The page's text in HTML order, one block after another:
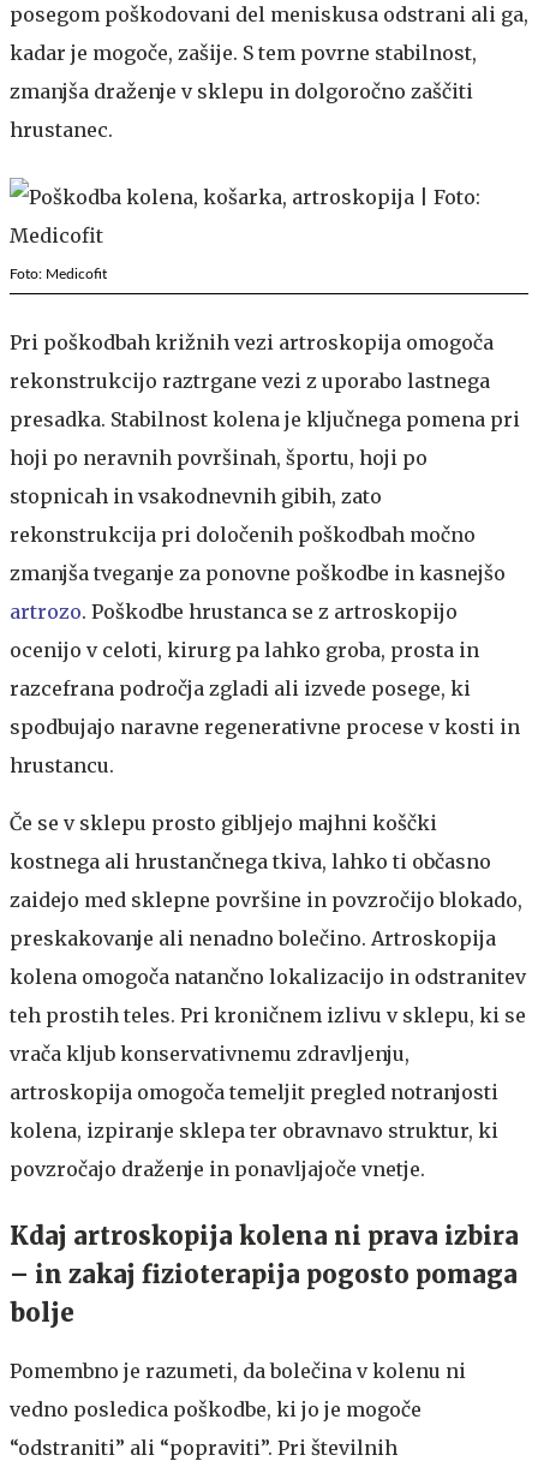
posegom poškodovani del meniskusa odstrani ali ga,
kadar je mogoče, zašije. S tem povrne stabilnost,
zmanjša draženje v sklepu in dolgoročno zaščiti
hrustanec.
Foto: Medicofit
Pri poškodbah križnih vezi artroskopija omogoča
rekonstrukcijo raztrgane vezi z uporabo lastnega
presadka. Stabilnost kolena je ključnega pomena pri
hoji po neravnih površinah, športu, hoji po
stopnicah in vsakodnevnih gibih, zato
rekonstrukcija pri določenih poškodbah močno
zmanjša tveganje za ponovne poškodbe in kasnejšo
artrozo. Poškodbe hrustanca se z artroskopijo
ocenijo v celoti, kirurg pa lahko groba, prosta in
razcefrana področja zgladi ali izvede posege, ki
spodbujajo naravne regenerativne procese v kosti in
hrustancu.
Če se v sklepu prosto gibljejo majhni koščki
kostnega ali hrustančnega tkiva, lahko ti občasno
zaidejo med sklepne površine in povzročijo blokado,
preskakovanje ali nenadno bolečino. Artroskopija
kolena omogoča natančno lokalizacijo in odstranitev
teh prostih teles. Pri kroničnem izlivu v sklepu, ki se
vrača kljub konservativnemu zdravljenju,
artroskopija omogoča temeljit pregled notranjosti
kolena, izpiranje sklepa ter obravnavo struktur, ki
povzročajo draženje in ponavljajoče vnetje.
Kdaj artroskopija kolena ni prava izbira
– in zakaj fizioterapija pogosto pomaga
bolje
Pomembno je razumeti, da bolečina v kolenu ni
vedno posledica poškodbe, ki jo je mogoče
“odstraniti” ali “popraviti”. Pri številnih